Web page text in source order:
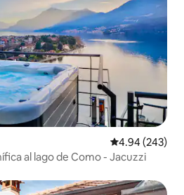
Calificación
4.94 (243)
al lago de Como - Jacuzzi